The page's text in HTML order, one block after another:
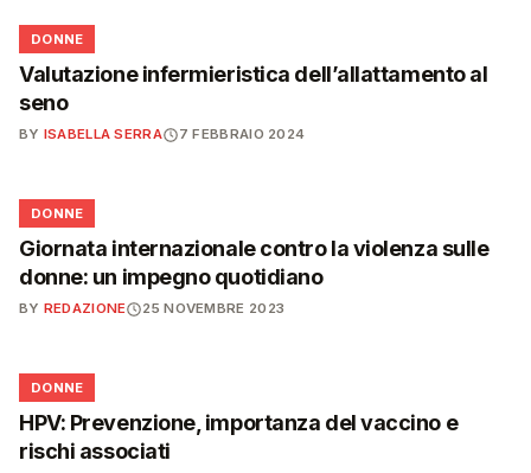
🌸
DONNE
Valutazione infermieristica dell’allattamento al
seno
BY ISABELLA SERRA 7 FEBBRAIO 2024
🌸
DONNE
Giornata internazionale contro la violenza sulle
donne: un impegno quotidiano
BY REDAZIONE 25 NOVEMBRE 2023
🌸
DONNE
HPV: Prevenzione, importanza del vaccino e
rischi associati